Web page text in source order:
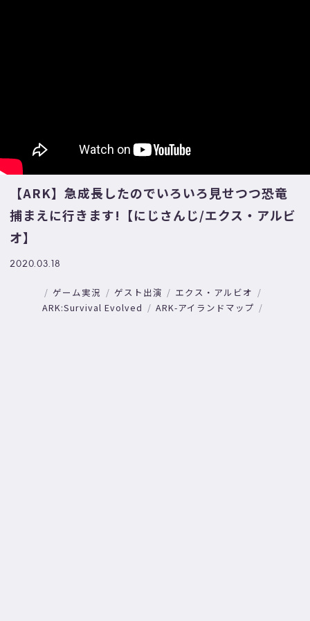
【ARK】急成長したのでいろいろ見せつつ恐竜
捕まえに行きます!【にじさんじ/エクス・アルビ
オ】
2020.03.18
ゲーム実況 ゲスト出演
エクス・アルビオ
ARK:Survival Evolved
ARK-アイランドマップ